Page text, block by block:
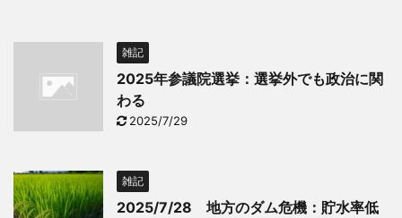
雑記
2025年参議院選挙：選挙外でも政治に関
わる
2025/7/29
雑記
2025/7/28 地方のダム危機：貯水率低